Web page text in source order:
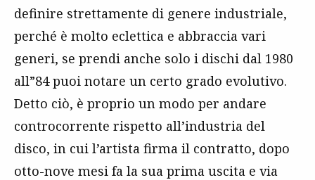
definire strettamente di genere industriale,
perché è molto eclettica e abbraccia vari
generi, se prendi anche solo i dischi dal 1980
all”84 puoi notare un certo grado evolutivo.
Detto ciò, è proprio un modo per andare
controcorrente rispetto all’industria del
disco, in cui l’artista firma il contratto, dopo
otto-nove mesi fa la sua prima uscita e via